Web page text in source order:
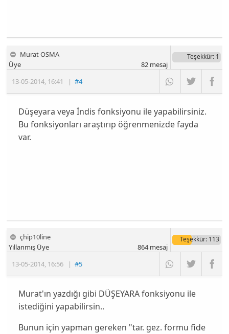
Murat OSMA
13-05-2014, 16:41 |#4
Üye
Teşekkür: 1
82mesaj
Düşeyara veya İndis fonksiyonu ile yapabilirsiniz.
Bu fonksiyonları araştırıp öğrenmenizde fayda
var.
çhip10line
13-05-2014, 16:56 |#5
Yıllanmış Üye
Teşekkür: 113
864mesaj
Murat'ın yazdığı gibi DÜŞEYARA fonksiyonu ile
istediğini yapabilirsin..
Bunun için yapman gereken "tar. gez. formu fide